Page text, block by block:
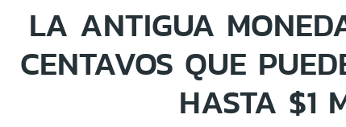
LA ANTIGUA
CENTAVOS QUE
HASTA $1